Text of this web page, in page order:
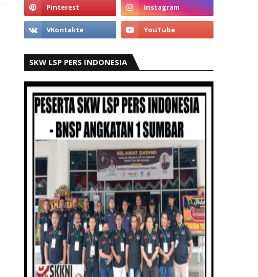
SKW LSP PERS INDONESIA